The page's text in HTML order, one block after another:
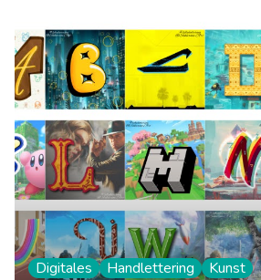
Digitales Handlettering Kunst